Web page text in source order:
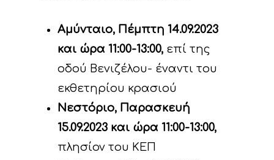
Αμύνταιο, Πέμπτη 14.09.2023
και ώρα 11:00-13:00, επί της
οδού Βενιζέλου- έναντι του
εκθετηρίου κρασιού
Νεστόριο, Παρασκευή
15.09.2023 και ώρα 11:00-13:00,
πλησίον του ΚΕΠ